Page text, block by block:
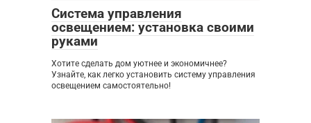
Система управления
освещением: установка своими
руками
Хотите сделать дом уютнее и экономичнее?
Узнайте, как легко установить систему управления
освещением самостоятельно!